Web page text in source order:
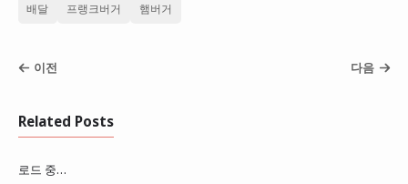
배달 프랭크버거 햄버거
이전 다음
Related Posts
로드 중…